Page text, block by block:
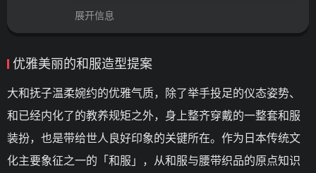
展开信息
优雅美丽的和服造型提案
大和抚子温柔婉约的优雅气质，除了举手投足的仪态姿势、
和已经内化了的教养规矩之外，身上整齐穿戴的一整套和服
装扮，也是带给世人良好印象的关键所在。作为日本传统文
化主要象征之一的「和服」，从和服与腰带织品的原点知识